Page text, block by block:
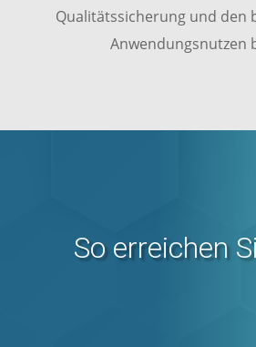
Qualitätssicherung und den
Anwendungsnutzen
So erreichen